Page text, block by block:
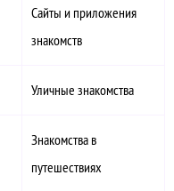
Сайты и приложения
знакомств
Уличные знакомства
Знакомства в
путешествиях